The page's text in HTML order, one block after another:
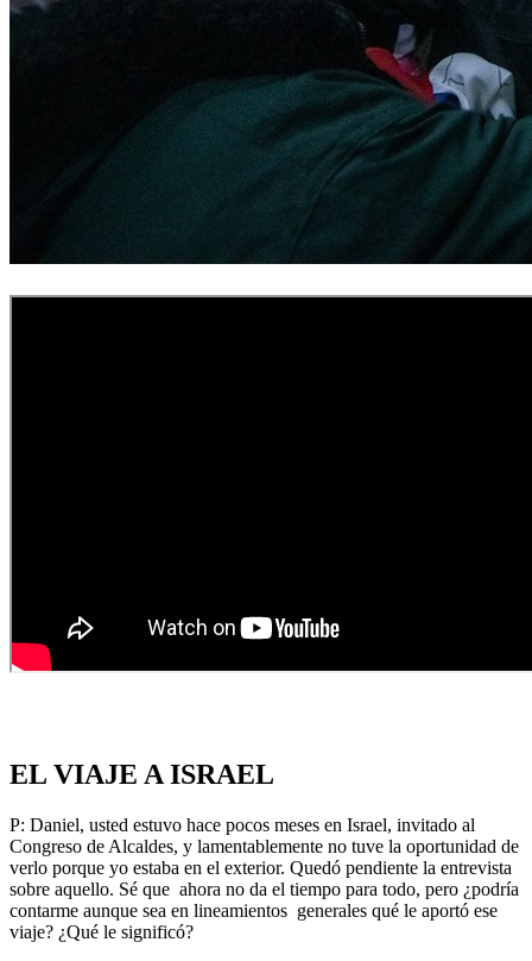
EL VIAJE A ISRAEL
P: Daniel, usted estuvo hace pocos meses en Israel, invitado al
Congreso de Alcaldes, y lamentablemente no tuve la oportunidad de
verlo porque yo estaba en el exterior. Quedó pendiente la entrevista
sobre aquello. Sé que ahora no da el tiempo para todo, pero ¿podría
contarme aunque sea en lineamientos generales qué le aportó ese
viaje? ¿Qué le significó?